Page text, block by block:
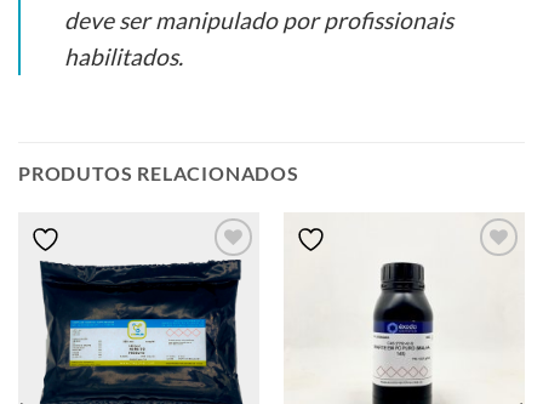
deve ser manipulado por profissionais
habilitados.
PRODUTOS RELACIONADOS